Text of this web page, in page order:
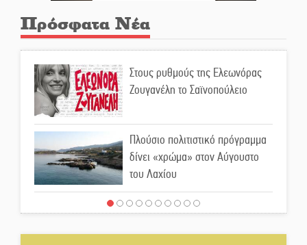
Πρόσφατα Νέα
Στους ρυθμούς της Ελεωνόρας
Ζουγανέλη το Σαϊνοπούλειο
Πλούσιο πολιτιστικό πρόγραμμα
δίνει «χρώμα» στον Αύγουστο
του Λαχίου
Χασισοφυτεία στην